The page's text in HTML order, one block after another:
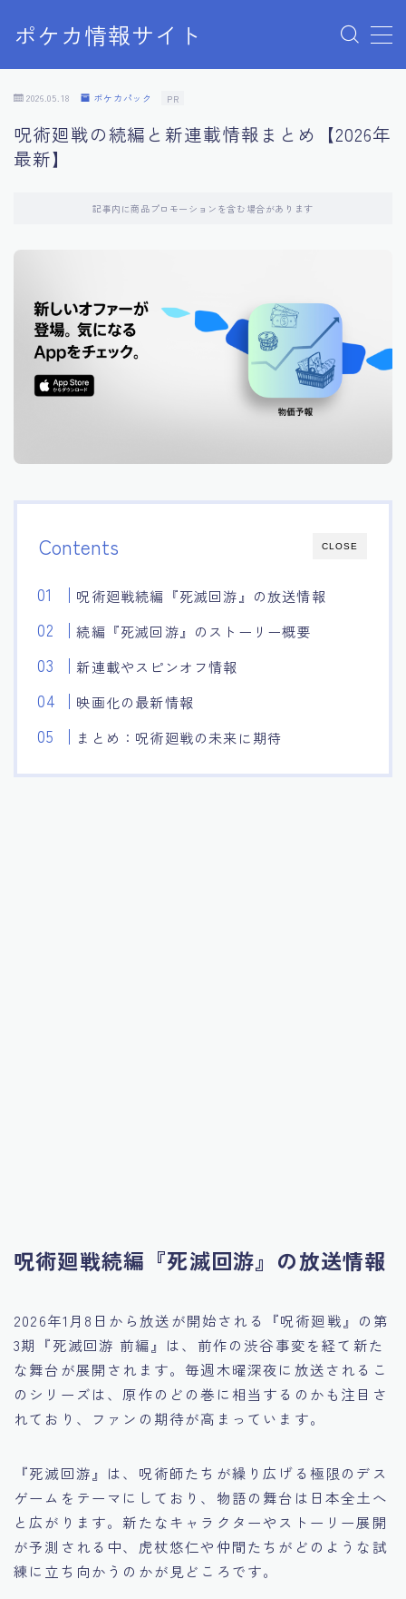
ポケカ情報サイト
MENU
Home
プライバシーポリシー
利用規約
2026.05.18 ポケカパック PR
呪術廻戦の続編と新連載情報まとめ【2026年
最新】
記事内に商品プロモーションを含む場合があります
CLOSE
Contents
呪術廻戦続編『死滅回游』の放送情報
続編『死滅回游』のストーリー概要
新連載やスピンオフ情報
映画化の最新情報
まとめ：呪術廻戦の未来に期待
呪術廻戦続編『死滅回游』の放送情報
2026年1月8日から放送が開始される『呪術廻戦』の第
3期『死滅回游 前編』は、前作の渋谷事変を経て新た
な舞台が展開されます。毎週木曜深夜に放送されるこ
のシリーズは、原作のどの巻に相当するのかも注目さ
れており、ファンの期待が高まっています。
『死滅回游』は、呪術師たちが繰り広げる極限のデス
ゲームをテーマにしており、物語の舞台は日本全土へ
と広がります。新たなキャラクターやストーリー展開
が予測される中、虎杖悠仁や仲間たちがどのような試
練に立ち向かうのかが見どころです。